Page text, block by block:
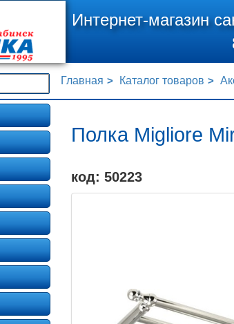
Интернет-магазин
Главная Каталог товаров
Полка Migliore
код: 50223